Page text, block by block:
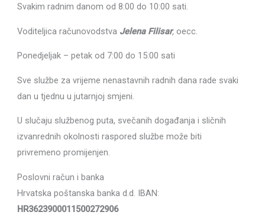
Svakim radnim danom od 8:00 do 10:00 sati.
Voditeljica računovodstva Jelena Filisar, oecc.
Ponedjeljak – petak od 7:00 do 15:00 sati
Sve službe za vrijeme nenastavnih radnih dana rade svaki
dan u tjednu u jutarnjoj smjeni.
U slučaju službenog puta, svečanih događanja i sličnih
izvanrednih okolnosti raspored službe može biti
privremeno promijenjen.
Poslovni račun i banka
Hrvatska poštanska banka d.d. IBAN:
HR3623900011500272906